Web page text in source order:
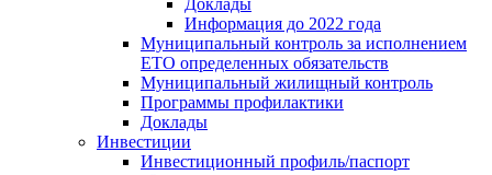
Доклады
Информация до 2022 года
Муниципальный контроль за исполнением
ЕТО определенных обязательств
Муниципальный жилищный контроль
Программы профилактики
Доклады
Инвестиции
Инвестиционный профиль/паспорт